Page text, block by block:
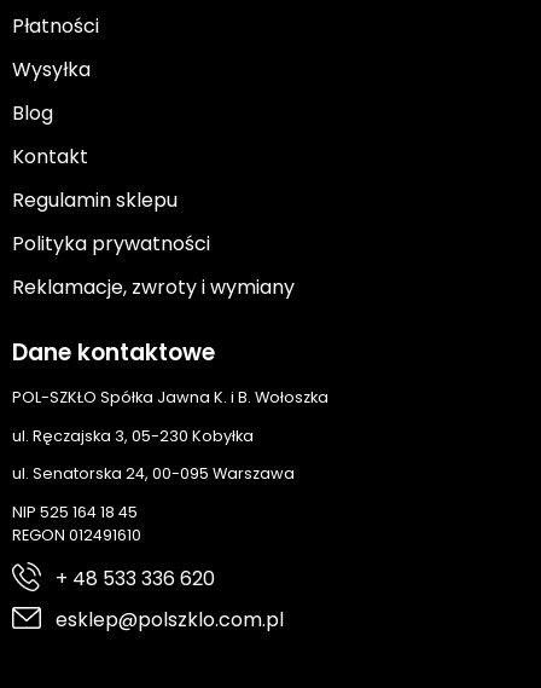
Płatności
Wysyłka
Blog
Kontakt
Regulamin sklepu
Polityka prywatności
Reklamacje, zwroty i wymiany
Dane kontaktowe
POL-SZKŁO Spółka Jawna K. i B. Wołoszka
ul. Ręczajska 3, 05-230 Kobyłka
ul. Senatorska 24, 00-095 Warszawa
NIP 525 164 18 45
REGON 012491610
+ 48 533 336 620
esklep@polszklo.com.pl